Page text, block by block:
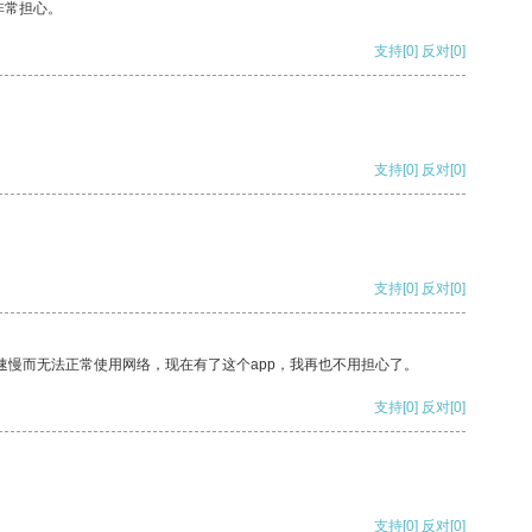
担心。
支持[0] 反对[0]
支持[0] 反对[0]
支持[0] 反对[0]
而无法正常使用网络，现在有了这个app，我再也不用担心了。
支持[0] 反对[0]
支持[0] 反对[0]